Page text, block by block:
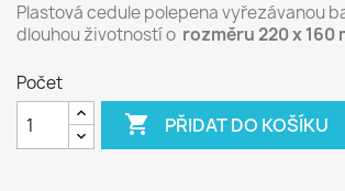
Plastová cedule polepena vyřezávanou
dlouhou životností o rozměru 220 x 160
Počet
 PŘIDAT DO KOŠÍKU